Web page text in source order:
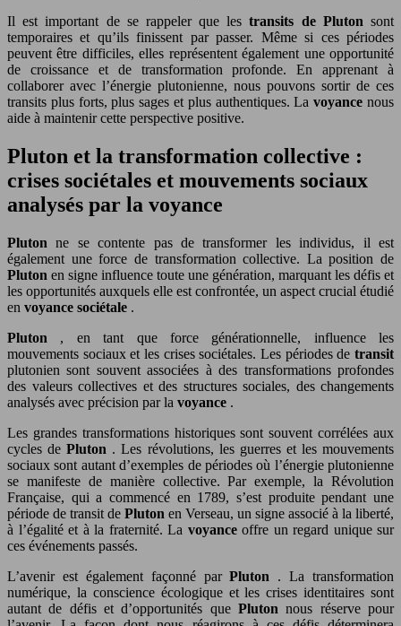
Il est important de se rappeler que lestransits de Plutonsont
temporaires et qu’ils finissent par passer. Même si ces périodes
peuvent être difficiles, elles représentent également une opportunité
de croissance et de transformation profonde. En apprenant à
collaborer avec l’énergie plutonienne, nous pouvons sortir de ces
transits plus forts, plus sages et plus authentiques. Lavoyancenous
aide à maintenir cette perspective positive.
Pluton et la transformation collective :
crises sociétales et mouvements sociaux
analysés par la voyance
Plutonne se contente pas de transformer les individus, il est
également une force de transformation collective. La position de
Pluton en signe influence toute une génération, marquant les défis et
les opportunités auxquels elle est confrontée, un aspect crucial étudié
en voyance sociétale .
Pluton , en tant que force générationnelle, influence les
mouvements sociaux et les crises sociétales. Les périodes de transit
plutonien sont souvent associées à des transformations profondes
des valeurs collectives et des structures sociales, des changements
analysés avec précision par la voyance .
Les grandes transformations historiques sont souvent corrélées aux
cycles dePluton . Les révolutions, les guerres et les mouvements
sociaux sont autant d’exemples de périodes où l’énergie plutonienne
se manifeste de manière collective. Par exemple, la Révolution
Française, qui a commencé en 1789, s’est produite pendant une
période de transit de Pluton en Verseau, un signe associé à la liberté,
à l’égalité et à la fraternité. La voyance offre un regard unique sur
ces événements passés.
L’avenir est également façonné parPluton . La transformation
numérique, la conscience écologique et les crises identitaires sont
autant de défis et d’opportunités que Plutonnous réserve pour